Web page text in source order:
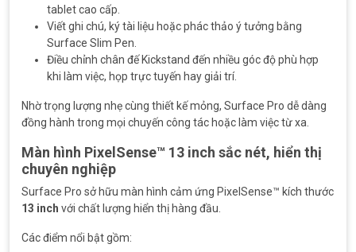
tablet cao cấp.
Viết ghi chú, ký tài liệu hoặc phác thảo ý tưởng bằng
Surface Slim Pen.
Điều chỉnh chân đế Kickstand đến nhiều góc độ phù hợp
khi làm việc, họp trực tuyến hay giải trí.
Nhờ trọng lượng nhẹ cùng thiết kế mỏng, Surface Pro dễ dàng
đồng hành trong mọi chuyến công tác hoặc làm việc từ xa.
Màn hình PixelSense™ 13 inch sắc nét, hiển thị
chuyên nghiệp
Surface Pro sở hữu màn hình cảm ứng PixelSense™ kích thước
13 inch với chất lượng hiển thị hàng đầu.
Các điểm nổi bật gồm: